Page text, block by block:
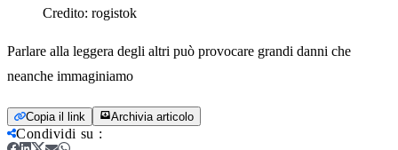
Credito: rogistok
Parlare alla leggera degli altri può provocare grandi danni che
neanche immaginiamo
Copia il link Archivia articolo
Condividi su :